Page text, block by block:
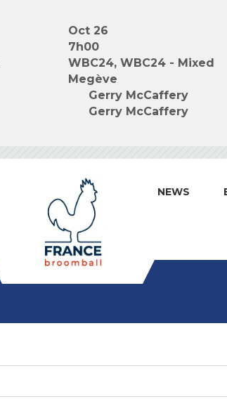
Oct 26
7h00
WBC24, WBC24 - Mixed
Megève
Gerry McCaffery
Gerry McCaffery
NEWS